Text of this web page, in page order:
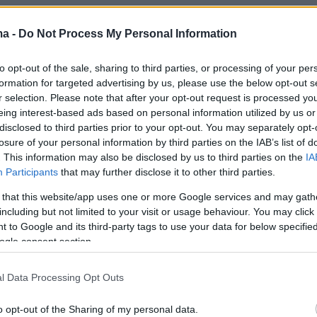
- Do Not Process My Personal Information
opt-out of the sale, sharing to third parties, or processing of your
for targeted advertising by us, please use the below opt-out
selection. Please note that after your opt-out request is processed
interest-based ads based on personal information utilized by us
to third parties prior to your opt-out. You may separately
of your personal information by third parties on the IAB’s list of
This information may also be disclosed by us to third parties on the
Participants that may further disclose it to other third parties.
that this website/app uses one or more Google services and may
but not limited to your visit or usage behaviour. You may
to Google and its third-party tags to use your data for below
consent section.
Data Processing Opt Outs
opt-out of the Sharing of my personal data.
Το μενού της εβδομάδας
19/10)
η ομάδα του Cantina σάς δίνει ιδέες για να
διατροφικό μενού της εβδομάδας με τους πιο
της ημέρας: Ντοματόρυζο
λιαστή ντομάτα, ρίγανη. Το
εβδομάδας (8-14/9)
η ομάδα του Cantina σάς δίνει ιδέες για να